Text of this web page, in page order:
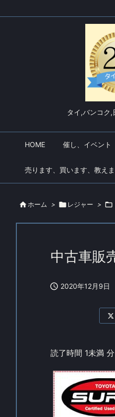
タイ,バンコク
HOME 催し、イベント
売ります、買います、教え
 ホーム >  レジャー > 
中古車販
 2020年12月9日
読了時間 1未満 分